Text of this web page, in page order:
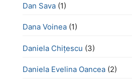
Dan Sava (1)
Dana Voinea (1)
Daniela Chițescu (3)
Daniela Evelina Oancea (2)